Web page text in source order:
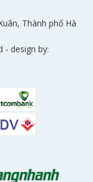
Thành phố Hà
- design by: